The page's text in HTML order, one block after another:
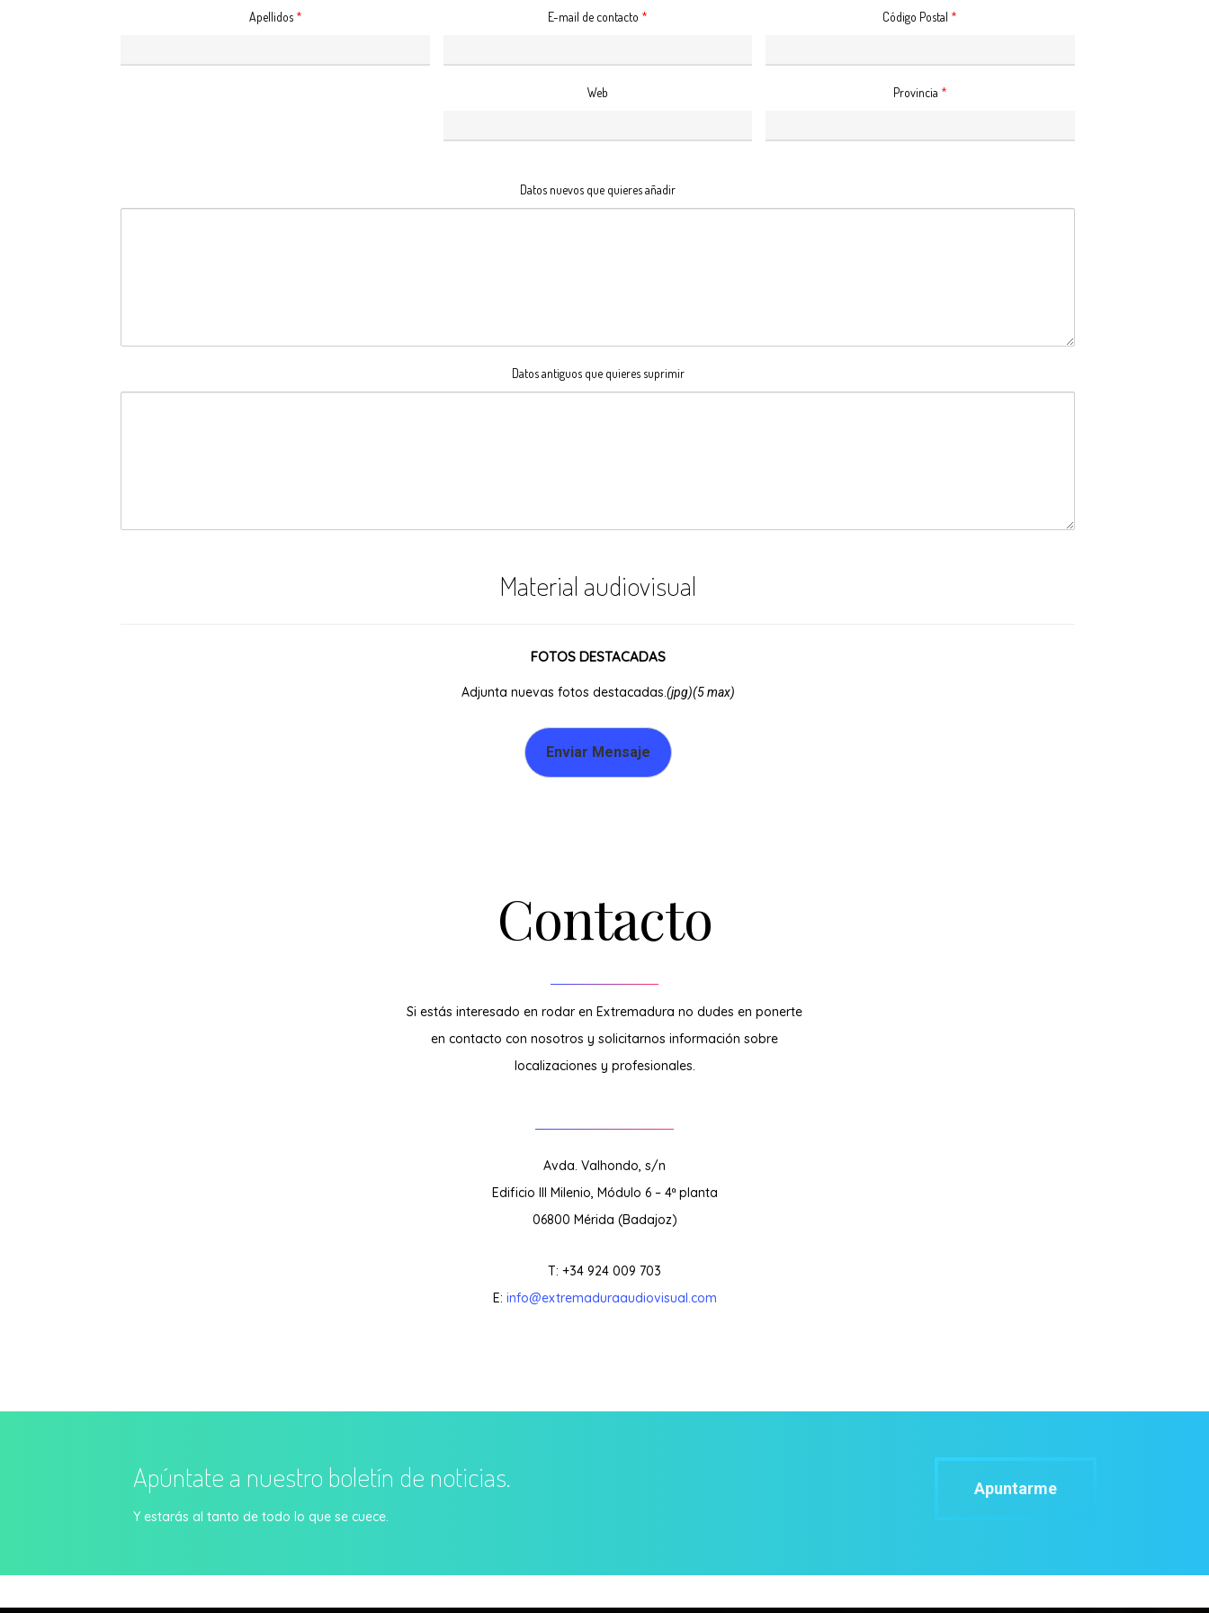
Apellidos * E-mail de contacto *
Web
Código Postal *
Provincia *
Datos nuevos que quieres añadir
Datos antiguos que quieres suprimir
Material audiovisual
FOTOS DESTACADAS
Adjunta nuevas fotos destacadas.(jpg)(5 max)
Contacto
Si estás interesado en rodar en Extremadura no dudes en ponerte
en contacto con nosotros y solicitarnos información sobre
localizaciones y profesionales.
Avda. Valhondo, s/n
Edificio III Milenio, Módulo 6 – 4ª planta
06800 Mérida (Badajoz)
T: +34 924 009 703
E: info@extremaduraaudiovisual.com
Apúntate a nuestro boletín de noticias.
Y estarás al tanto de todo lo que se cuece.
Apuntarme